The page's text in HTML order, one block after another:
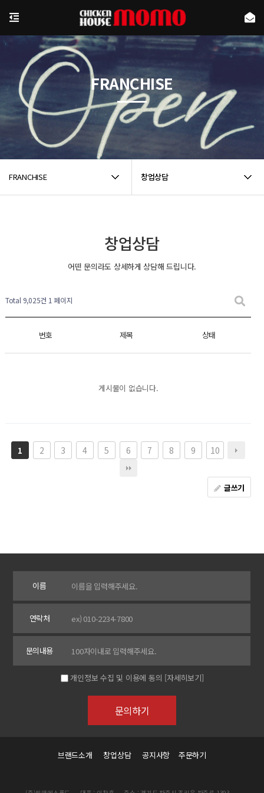
FRANCHISE 창업상담
FRANCHISE
창업상담
어떤 문의라도 상세하게 상담해 드립니다.
Total 9,025건 1 페이지
번호 제목 상태
게시물이 없습니다.
1 2 3 4 5 6 7 8 9 10
글쓰기
이름
연락처
문의내용
개인정보 수집 및 이용에 동의 [자세히보기]
브랜드소개 창업상담 공지사항 주문하기